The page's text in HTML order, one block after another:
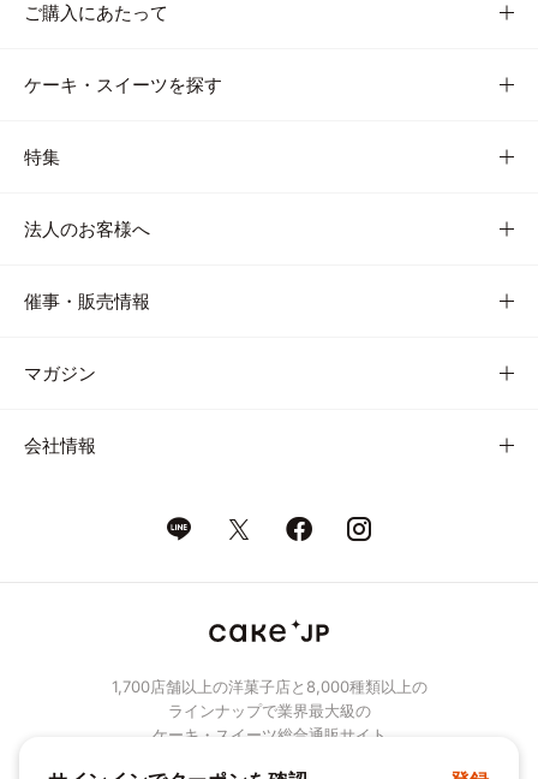
ご購入にあたって
ケーキ・スイーツを探す
特集
法人のお客様へ
催事・販売情報
マガジン
会社情報
1,700店舗以上の洋菓子店と8,000種類以上の
ラインナップで業界最大級の
ケーキ・スイーツ総合通販サイト